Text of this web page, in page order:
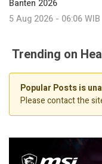
Banten 2026
5 Aug 2026 - 06:06 WIB
Trending on
Popular Posts is
Please contact the